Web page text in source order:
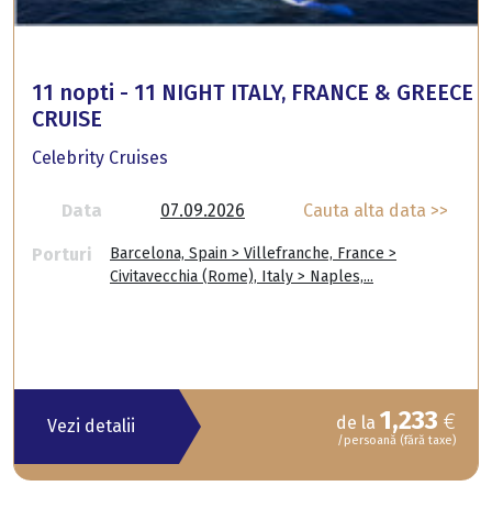
11 nopti - 11 NIGHT ITALY, FRANCE & GREECE
CRUISE
Celebrity Cruises
Data 07.09.2026 Cauta alta data >>
Porturi
Barcelona, Spain > Villefranche, France >
Civitavecchia (Rome), Italy > Naples,...
Vezi detalii de la 1,233 €
/persoană (fără taxe)